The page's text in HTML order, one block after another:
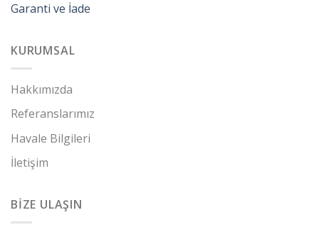
Garanti ve İade
KURUMSAL
Hakkımızda
Referanslarımız
Havale Bilgileri
İletişim
BİZE ULAŞIN